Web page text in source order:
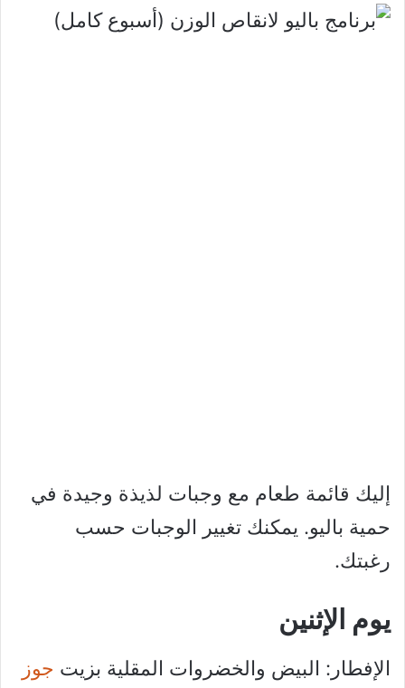
إليك قائمة طعام مع وجبات لذيذة وجيدة في
حمية باليو. يمكنك تغيير الوجبات حسب
رغبتك.
يوم الإثنين
الإفطار: البيض والخضروات المقلية بزيت جوز